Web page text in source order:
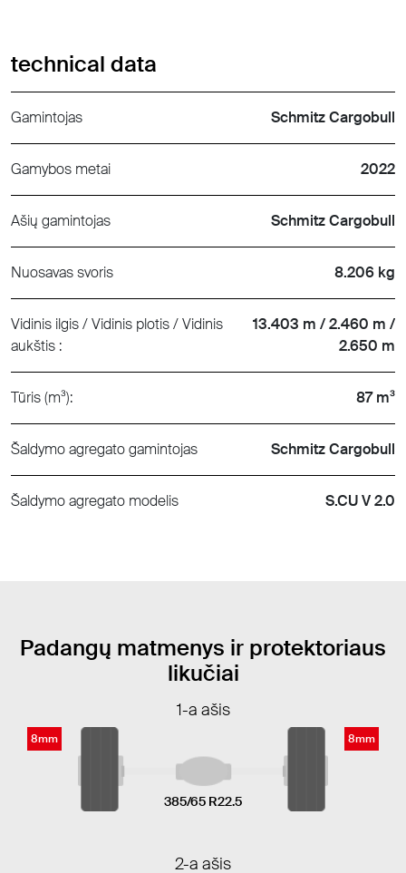
technical data
Gamintojas Schmitz Cargobull
Gamybos metai 2022
Ašių gamintojas Schmitz Cargobull
Nuosavas svoris 8.206 kg
Vidinis ilgis / Vidinis plotis / Vidinis
aukštis :
13.403 m / 2.460 m /
2.650 m
Tūris (m³): 87 m³
Šaldymo agregato gamintojas Schmitz Cargobull
Šaldymo agregato modelis S.CU V 2.0
Padangų matmenys ir protektoriaus
likučiai
1-a ašis
8mm
385/65 R22.5
8mm
2-a ašis